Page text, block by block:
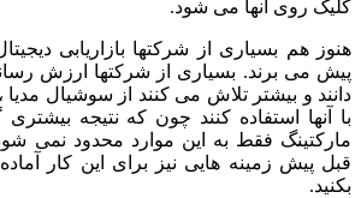
کلیک روی آنها می شود.
هنوز هم بسیاری از شرکتها بازاریابی
پیش می برند. بسیاری از شرکتها ارزش
دانند و بیشتر تلاش می کنند از سوشیال مدیا
با آنها استفاده کنند چون که نتیجه بیشتری
مارکتینگ فقط به این موارد محدود نمی
قبل پیش زمینه هایی نیز برای این کار
بکنید.